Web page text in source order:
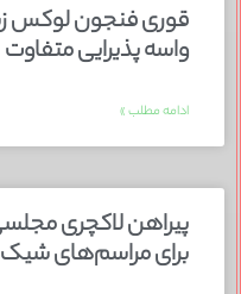
واسه پذیرایی متفاوت
ادامه مطلب »
برای مراسم‌های